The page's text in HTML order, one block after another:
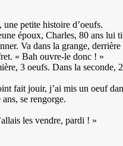
petite histoire d’oeufs.
époux, Charles, 80 ans lui
Va dans la grange,
« Bah ouvre-le donc ! »
3 oeufs. Dans la seconde,
fait jouir, j’ai mis un oeuf
se rengorge.
les vendre, pardi ! »